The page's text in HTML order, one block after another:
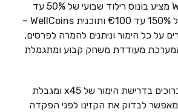
לשחקנים קבועים, Welle מציע בונוס רילוד שבועי של 50% עד
€100, בונוס קריפטו של 150% עד €100 ותוכנית WellCoins –
על כל הימור וניתנים להמרה לפרסים,
המערכת מעודדת משחק קבוע ומתגמלת
הספינים ללא הפקדה כרוכים בדרישת הימור של x45 ומגבלת
€50, מה שמאפשר לבדוק את הקזינו לפני הפקדה